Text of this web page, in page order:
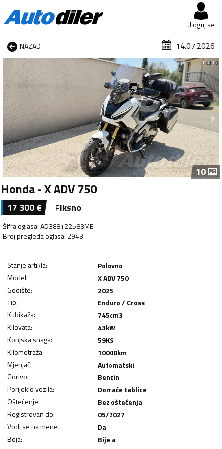
Uloguj se
NAZAD 14.07.2026
1 od 10
10
Honda - X ADV 750
17 300€ Fiksno
Šifra oglasa:AD388122583ME
Broj pregleda oglasa: 2943
Stanje artikla:
Polovno
Model:
X ADV 750
Godište:
2025
Tip:
Enduro / Cross
Kubikaža: 745cm3
Kilovata: 43kW
Konjska snaga: 59KS
Kilometraža: 10000km
Mjenjač:
Automatski
Gorivo:
Benzin
Porijeklo vozila:
Domaće tablice
Oštećenje:
Bez oštećenja
Registrovan do:
05/2027
Vodi se na mene:
Da
Boja: Bijela